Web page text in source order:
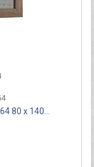
80 x 140...